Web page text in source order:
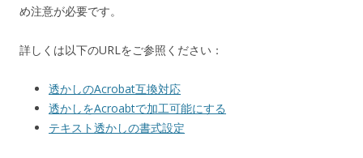
め注意が必要です。
詳しくは以下のURLをご参照ください：
透かしのAcrobat互換対応
透かしをAcroabtで加工可能にする
テキスト透かしの書式設定